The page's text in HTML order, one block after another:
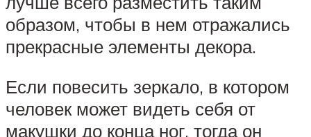
образом, чтобы в нем отражались
прекрасные элементы декора.
Если повесить зеркало, в котором
человек может видеть себя от
макушки до конца ног, тогда он